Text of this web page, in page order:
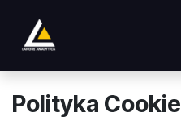
Polityka Cookie